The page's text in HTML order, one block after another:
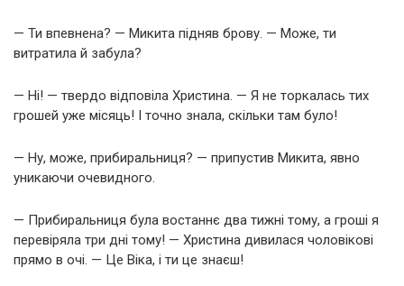
— Ти впевнена? — Микита підняв брову. — Може, ти
витратила й забула?
— Ні! — твердо відповіла Христина. — Я не торкалась тих
грошей уже місяць! І точно знала, скільки там було!
— Ну, може, прибиральниця? — припустив Микита, явно
уникаючи очевидного.
— Прибиральниця була востаннє два тижні тому, а гроші я
перевіряла три дні тому! — Христина дивилася чоловікові
прямо в очі. — Це Віка, і ти це знаєш!